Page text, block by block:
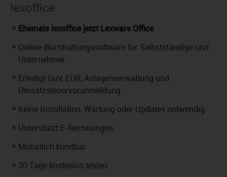
lexoffice
Ehemals lexoffice jetzt Lexware Office
Online-Buchhaltungssoftware für Selbstständige und
Unternehmer
Erledigt GuV, EÜR, Anlagenverwaltung und
Umsatzsteuervoranmeldung
Keine Installation, Wartung oder Updates notwendig
Unterstützt E-Rechnungen
Monatlich kündbar
30 Tage kostenlos testen